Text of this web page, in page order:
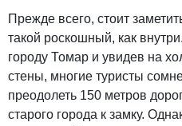
Прежде всего, стоит
такой роскошный, как
городу Томар и увидев на
стены, многие туристы
преодолеть 150 метров
старого города к замку.